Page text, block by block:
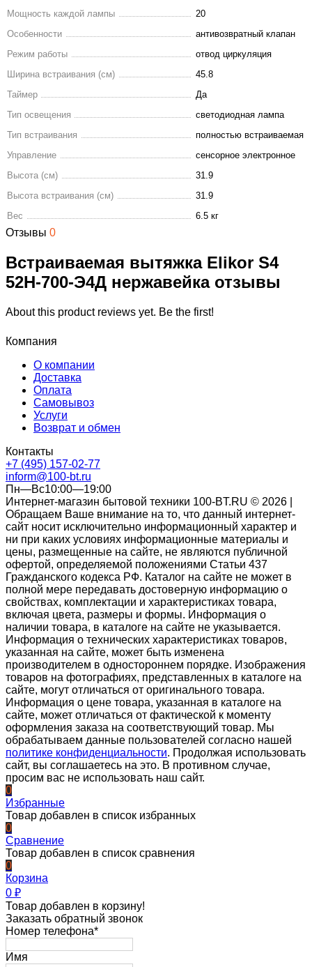
Мощность каждой лампы
20
Особенности
антивозвратный клапан
Режим работы
отвод циркуляция
Ширина встраивания (см)
45.8
Таймер
Да
Тип освещения
светодиодная лампа
Тип встраивания
полностью встраиваемая
Управление
сенсорное электронное
Высота (см)
31.9
Высота встраивания (см)
31.9
Вес
6.5 кг
Отзывы 0
Встраиваемая вытяжка Elikor S4
52Н-700-Э4Д нержавейка отзывы
About this product reviews yet. Be the first!
Компания
О компании
Доставка
Оплата
Самовывоз
Услуги
Возврат и обмен
Контакты
+7 (495) 157-02-77
inform@100-bt.ru
Пн—Вс10:00—19:00
Интернет-магазин бытовой техники 100-BT.RU © 2026 |
Обращаем Ваше внимание на то, что данный интернет-
сайт носит исключительно информационный характер и
ни при каких условиях информационные материалы и
цены, размещенные на сайте, не являются публичной
офертой, определяемой положениями Статьи 437
Гражданского кодекса РФ. Каталог на сайте не может в
полной мере передавать достоверную информацию о
свойствах, комплектации и характеристиках товара,
включая цвета, размеры и формы. Информация о
наличии товара, в каталоге на сайте не указывается.
Информация о технических характеристиках товаров,
указанная на сайте, может быть изменена
производителем в одностороннем порядке. Изображения
товаров на фотографиях, представленных в каталоге на
сайте, могут отличаться от оригинального товара.
Информация о цене товара, указанная в каталоге на
сайте, может отличаться от фактической к моменту
оформления заказа на соответствующий товар. Мы
обрабатываем данные пользователей согласно нашей
политике конфиденциальности. Продолжая использовать
сайт, вы соглашаетесь на это. В противном случае,
просим вас не использовать наш сайт.
0
Избранные
Товар добавлен в список избранных
0
Сравнение
Товар добавлен в список сравнения
0
Корзина
0 ₽
Товар добавлен в корзину!
Заказать обратный звонок
Номер телефона*
Имя